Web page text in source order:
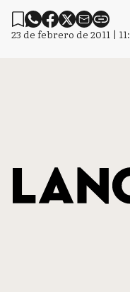
23 de febrero de 2011 |